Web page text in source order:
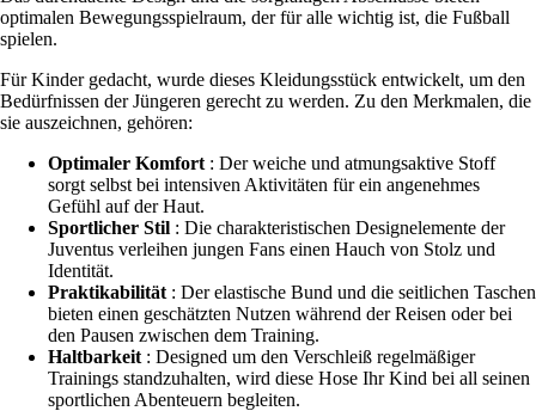
optimalen Bewegungsspielraum, der für alle wichtig ist, die Fußball
spielen.
Für Kinder gedacht, wurde dieses Kleidungsstück entwickelt, um den
Bedürfnissen der Jüngeren gerecht zu werden. Zu den Merkmalen, die
sie auszeichnen, gehören:
Optimaler Komfort : Der weiche und atmungsaktive Stoff
sorgt selbst bei intensiven Aktivitäten für ein angenehmes
Gefühl auf der Haut.
Sportlicher Stil : Die charakteristischen Designelemente der
Juventus verleihen jungen Fans einen Hauch von Stolz und
Identität.
Praktikabilität : Der elastische Bund und die seitlichen Taschen
bieten einen geschätzten Nutzen während der Reisen oder bei
den Pausen zwischen dem Training.
Haltbarkeit : Designed um den Verschleiß regelmäßiger
Trainings standzuhalten, wird diese Hose Ihr Kind bei all seinen
sportlichen Abenteuern begleiten.